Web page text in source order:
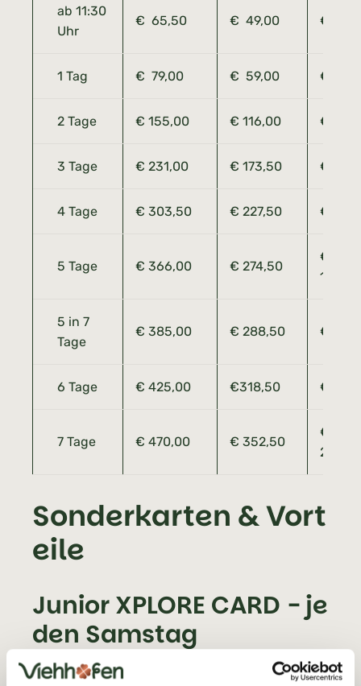
ab 11:30
Uhr
€ 65,50 € 49,00 €
1 Tag € 79,00 € 59,00 €
2 Tage € 155,00 € 116,00 €
3 Tage € 231,00 € 173,50 €
4 Tage € 303,50 € 227,50 €
5 Tage € 366,00 € 274,50
€
183,00
5 in 7
Tage
€ 385,00 € 288,50 €
6 Tage € 425,00 €318,50 €
7 Tage € 470,00 € 352,50
€
Sonderkarten & Vort
eile
Junior XPLORE CARD - je
den Samstag